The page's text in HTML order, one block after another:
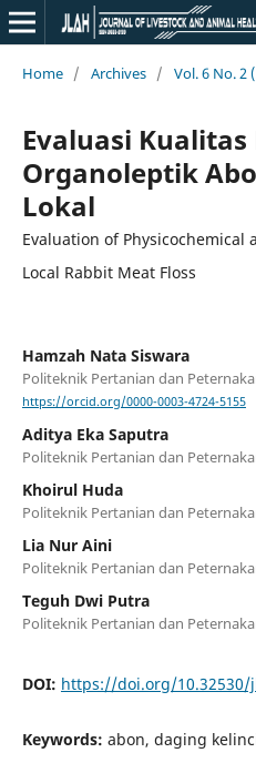
Home / Archives / Vol. 6 No. 2
Evaluasi
Organoleptik
Lokal
Evaluation of
Local Rabbit Meat Floss
Hamzah Nata Siswara
Politeknik Pertanian dan
https://orcid.org/0000-0003-4724-5155
Aditya Eka Saputra
Politeknik Pertanian dan
Khoirul Huda
Politeknik Pertanian dan
Lia Nur Aini
Politeknik Pertanian dan
Teguh Dwi Putra
Politeknik Pertanian dan
DOI: https://doi.org/10.32530/
Keywords: abon, daging